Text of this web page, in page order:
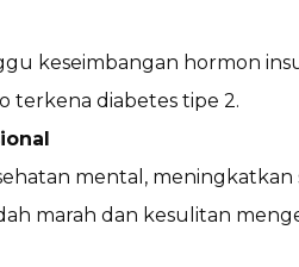
keseimbangan hormon
terkena diabetes tipe 2.
mental,
marah dan kesulitan